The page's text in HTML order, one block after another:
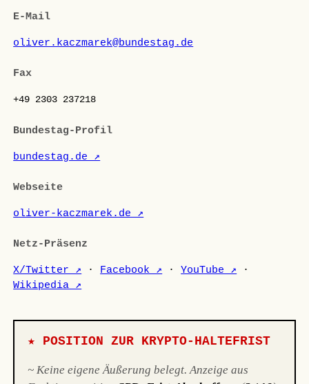
E-Mail
oliver.kaczmarek@bundestag.de
Fax
+49 2303 237218
Bundestag-Profil
bundestag.de ↗
Webseite
oliver-kaczmarek.de ↗
Netz-Präsenz
X/Twitter ↗ · Facebook ↗ ·YouTube ↗ ·
Wikipedia ↗
★ POSITION ZUR KRYPTO-HALTEFRIST
~ Keine eigene Äußerung belegt. Anzeige aus